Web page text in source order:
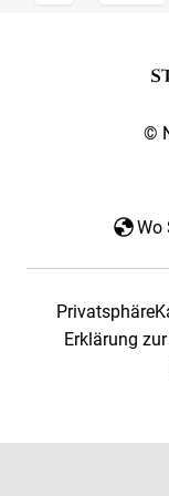
©
Wo
Privatsphäre
Erklärung